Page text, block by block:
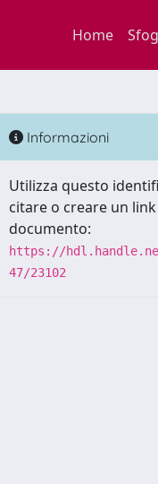
Home
Informazioni
Utilizza questo
citare o creare un
documento:
https://
47/23102